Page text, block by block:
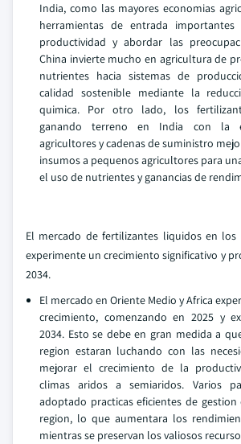
India, como las mayores economias
herramientas de entrada
productividad y abordar las
China invierte mucho en agricultura de
nutrientes hacia sistemas de
calidad sostenible mediante la
quimica. Por otro lado, los
ganando terreno en India con la
agricultores y cadenas de suministro
insumos a pequenos agricultores para
el uso de nutrientes y ganancias de
El mercado de fertilizantes liquidos en los
experimente un crecimiento significativo y
2034.
El mercado en Oriente Medio y Africa
crecimiento, comenzando en 2025 y
2034. Esto se debe en gran medida a
region estaran luchando con las
mejorar el crecimiento de la
climas aridos a semiaridos. Varios
adoptado practicas eficientes de
region, lo que aumentara los
mientras se preservan los valiosos